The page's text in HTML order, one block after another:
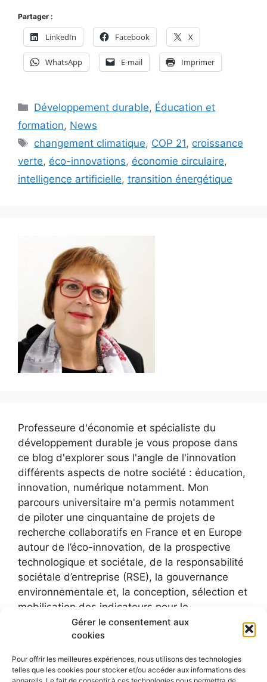
Gérer le consentement aux
cookies
Pour offrir les meilleures expériences, nous utilisons des technologies
telles que les cookies pour stocker et/ou accéder aux informations des
Partager :
LinkedIn Facebook X
WhatsApp E-mail Imprimer
Catégories
Développement durable, Éducation et
formation, News
Étiquettes
changement climatique, COP 21, croissance
verte, éco-innovations, économie circulaire,
intelligence artificielle, transition énergétique
Professeure d'économie et spécialiste du
développement durable je vous propose dans
ce blog d'explorer sous l'angle de l'innovation
différents aspects de notre société : éducation,
innovation, numérique notamment. Mon
parcours universitaire m'a permis notamment
de piloter une cinquantaine de projets de
recherche collaboratifs en France et en Europe
autour de l’éco-innovation, de la prospective
technologique et sociétale, de la responsabilité
sociétale d’entreprise (RSE), la gouvernance
environnementale et, la conception, sélection et
mobilisation des indicateurs pour le
développement durable.